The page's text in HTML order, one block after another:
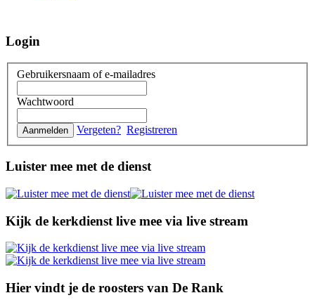
Login
Gebruikersnaam of e-mailadres
Wachtwoord
Vergeten? Registreren
Luister mee met de dienst
Kijk de kerkdienst live mee via live stream
Hier vindt je de roosters van De Rank